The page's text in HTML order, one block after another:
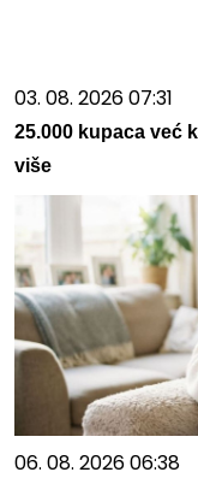
03. 08. 2026 07:31
25.000 kupaca već
više
06. 08. 2026 06:38